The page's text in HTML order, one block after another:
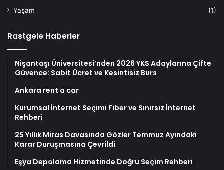
Yaşam
(1)
Rastgele Haberler
Nişantaşı Üniversitesi’nden 2026 YKS Adaylarına Çifte
Güvence: Sabit Ücret ve Kesintisiz Burs
Ankara rent a car
Kurumsal İnternet Seçimi Fiber ve Sınırsız İnternet
Rehberi
25 Yıllık Miras Davasında Gözler Temmuz Ayındaki
Karar Duruşmasına Çevrildi
Eşya Depolama Hizmetinde Doğru Seçim Rehberi